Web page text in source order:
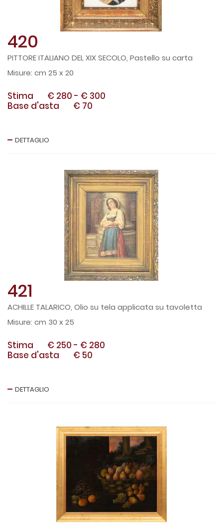
420
PITTORE ITALIANO DEL XIX SECOLO, Pastello su carta
cm 25 x 20
Stima € 280 - € 300
Base d'asta
€ 70
DETTAGLIO
421
ACHILLE TALARICO, Olio su tela applicata su tavoletta
cm 30 x 25
Stima € 250 - € 280
Base d'asta
€ 50
DETTAGLIO